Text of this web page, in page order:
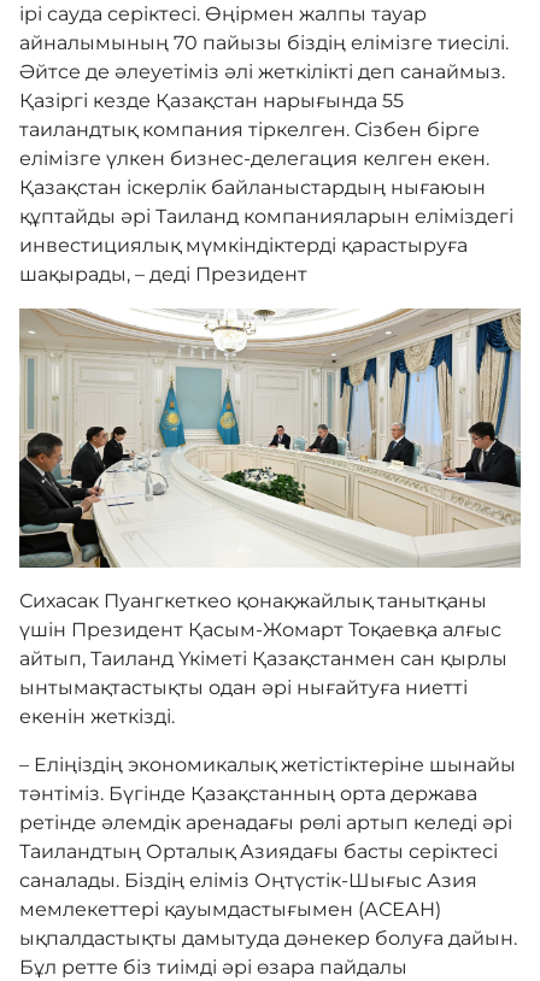
ірі сауда серіктесі. Өңірмен жалпы тауар
айналымының 70 пайызы біздің елімізге тиесілі.
Әйтсе де әлеуетіміз әлі жеткілікті деп санаймыз.
Қазіргі кезде Қазақстан нарығында 55
таиландтық компания тіркелген. Сізбен бірге
елімізге үлкен бизнес-делегация келген екен.
Қазақстан іскерлік байланыстардың нығаюын
құптайды әрі Таиланд компанияларын еліміздегі
инвестициялық мүмкіндіктерді қарастыруға
шақырады, – деді Президент
Сихасак Пуангкеткео қонақжайлық танытқаны
үшін Президент Қасым-Жомарт Тоқаевқа алғыс
айтып, Таиланд Үкіметі Қазақстанмен сан қырлы
ынтымақтастықты одан әрі нығайтуға ниетті
екенін жеткізді.
– Еліңіздің экономикалық жетістіктеріне шынайы
тәнтіміз. Бүгінде Қазақстанның орта держава
ретінде әлемдік аренадағы рөлі артып келеді әрі
Таиландтың Орталық Азиядағы басты серіктесі
саналады. Біздің еліміз Оңтүстік-Шығыс Азия
мемлекеттері қауымдастығымен (АСЕАН)
ықпалдастықты дамытуда дәнекер болуға дайын.
Бұл ретте біз тиімді әрі өзара пайдалы